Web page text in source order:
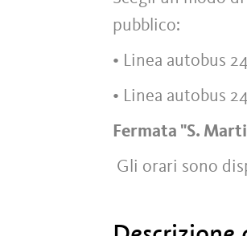
pubblico:
• Linea autobus
• Linea autobus
Fermata "S.
Gli orari sono